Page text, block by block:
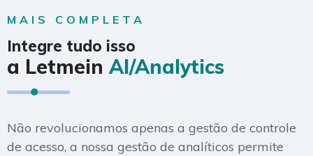
MAIS COMPLETA
Integre tudo isso
a Letmein AI/Analytics
Não revolucionamos apenas a gestão de controle
de acesso, a nossa gestão de analíticos permite